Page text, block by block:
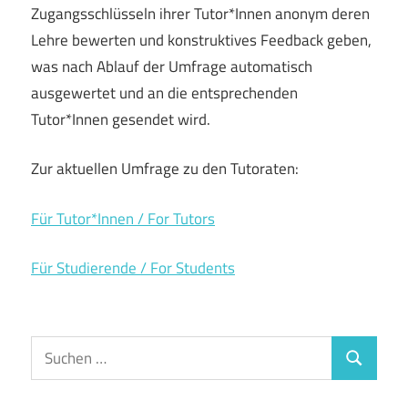
Zugangsschlüsseln ihrer Tutor*Innen anonym deren
Lehre bewerten und konstruktives Feedback geben,
was nach Ablauf der Umfrage automatisch
ausgewertet und an die entsprechenden
Tutor*Innen gesendet wird.
Zur aktuellen Umfrage zu den Tutoraten:
Für Tutor*Innen / For Tutors
Für Studierende / For Students
Suchen
nach:
Suchen